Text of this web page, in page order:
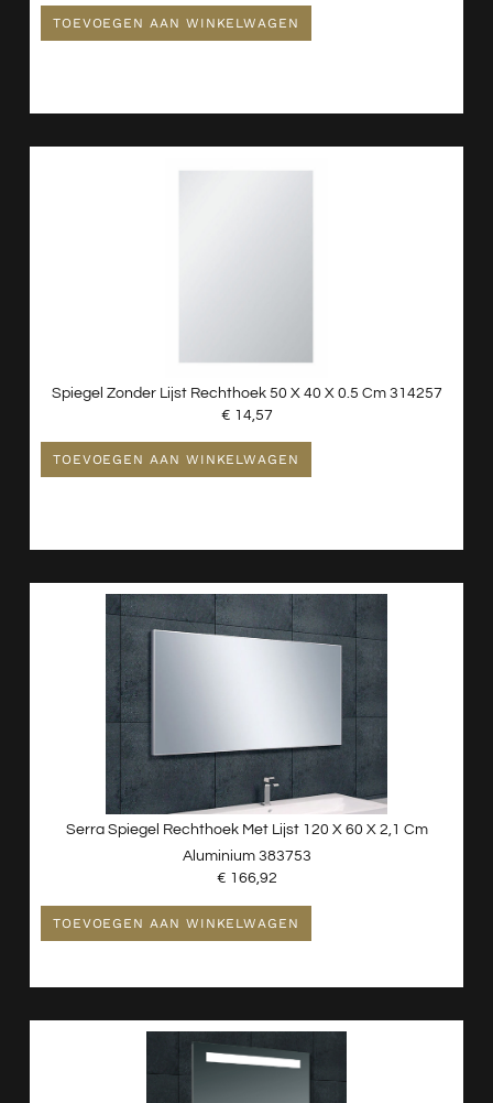
TOEVOEGEN AAN WINKELWAGEN
Spiegel Zonder Lijst Rechthoek 50 X 40 X 0.5 Cm 314257
€ 14,57
TOEVOEGEN AAN WINKELWAGEN
Serra Spiegel Rechthoek Met Lijst 120 X 60 X 2,1 Cm
Aluminium 383753
€ 166,92
TOEVOEGEN AAN WINKELWAGEN